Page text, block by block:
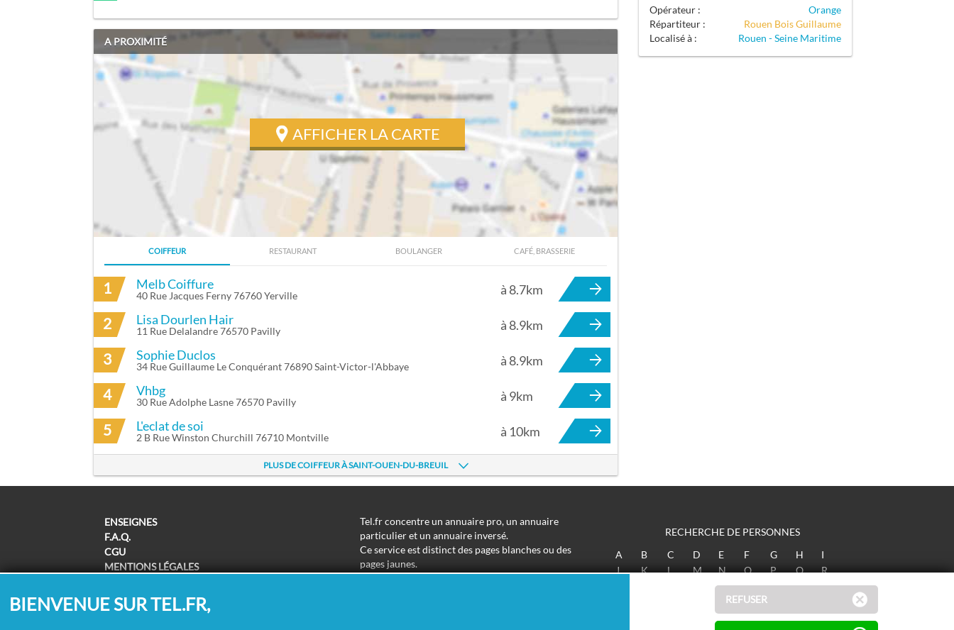
A PROXIMITÉ
AFFICHER LA CARTE
ITINÉRAIRE VERS ROBERT MICHEL À SAINT-OUEN-DU-BREUIL
COIFFEUR RESTAURANT BOULANGER CAFÉ, BRASSERIE
1 Melb Coiffure
40 Rue Jacques Ferny 76760 Yerville à 8.7km
2 Lisa Dourlen Hair
11 Rue Delalandre 76570 Pavilly à 8.9km
3 Sophie Duclos
34 Rue Guillaume Le Conquérant 76890 Saint-Victor-l'Abbaye à 8.9km
4 Vhbg
30 Rue Adolphe Lasne 76570 Pavilly à 9km
5 L'eclat de soi
2 B Rue Winston Churchill 76710 Montville à 10km
PLUS DE COIFFEUR À SAINT-OUEN-DU-BREUIL
Opérateur :
Orange
Répartiteur :
Rouen Bois Guillaume
Localisé à :
Rouen - Seine Maritime
ENSEIGNES
F.A.Q.
CGU
MENTIONS LÉGALES
POLITIQUE DE COOKIES
MODIFIER MES CHOIX COOKIES
Tel.fr concentre un annuaire pro, un annuaire
particulier et un annuaire inversé.
Ce service est distinct des pages blanches ou des
pages jaunes.
Les informations utilisées peuvent donc varier en
RECHERCHE DE PERSONNES
A
B C D E F G H
I
J
K L M N O P Q
R
W X Y Z
BIENVENUE SUR TEL.FR, REFUSER